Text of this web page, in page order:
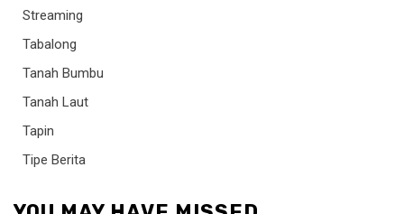
Streaming
Tabalong
Tanah Bumbu
Tanah Laut
Tapin
Tipe Berita